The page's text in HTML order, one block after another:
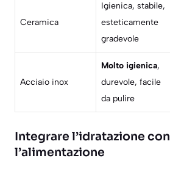
Ceramica
Igienica, stabile,
esteticamente
gradevole
Acciaio inox
Molto igienica,
durevole, facile
da pulire
Integrare l’idratazione con
l’alimentazione